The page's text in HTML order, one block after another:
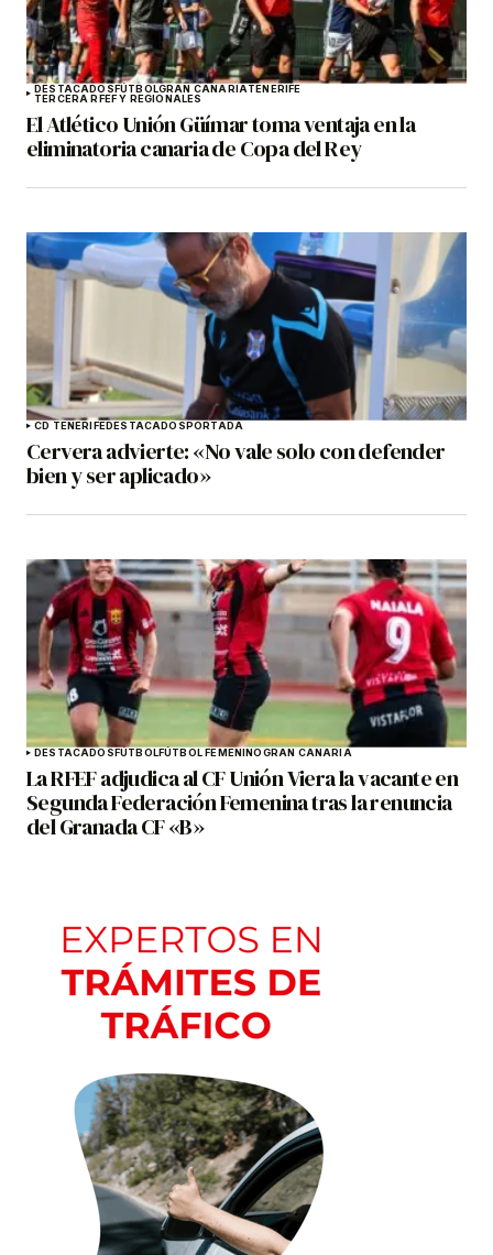
DESTACADOSFÚTBOLGRAN CANARIATENERIFE
TERCERA RFEF Y REGIONALES
El Atlético Unión Güímar toma ventaja en la
eliminatoria canaria de Copa del Rey
CD TENERIFEDESTACADOSPORTADA
Cervera advierte: «No vale solo con defender
bien y ser aplicado»
DESTACADOSFÚTBOLFÚTBOL FEMENINOGRAN CANARIA
La RFEF adjudica al CF Unión Viera la vacante en
Segunda Federación Femenina tras la renuncia
del Granada CF «B»